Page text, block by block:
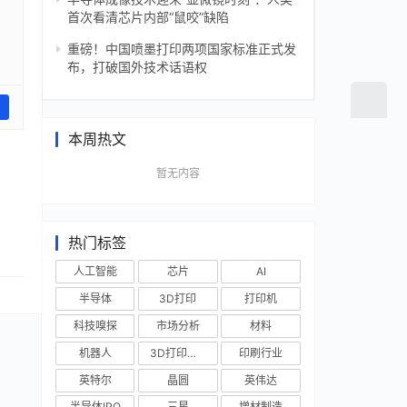
首次看清芯片内部“鼠咬”缺陷
重磅！中国喷墨打印两项国家标准正式发
布，打破国外技术话语权
本周热文
暂无内容
热门标签
人工智能 芯片
AI
半导体
3D打印
打印机
科技嗅探
市场分析
材料
机器人
3D打印技术
印刷行业
英特尔
晶圆
英伟达